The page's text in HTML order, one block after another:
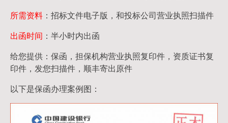
所需资料 ：招标文件电子版，和投标公司营业执照扫描件
出函时间 ：半小时内出函
给您提供：保函，担保机构营业执照复印件，资质证书复
印件，发您扫描件，顺丰寄出原件
以下是保函办理案例图：